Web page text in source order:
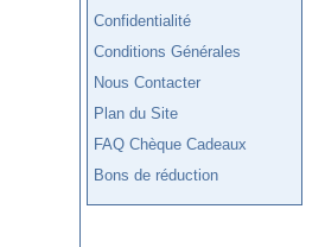
Confidentialité
Conditions Générales
Nous Contacter
Plan du Site
FAQ Chèque Cadeaux
Bons de réduction